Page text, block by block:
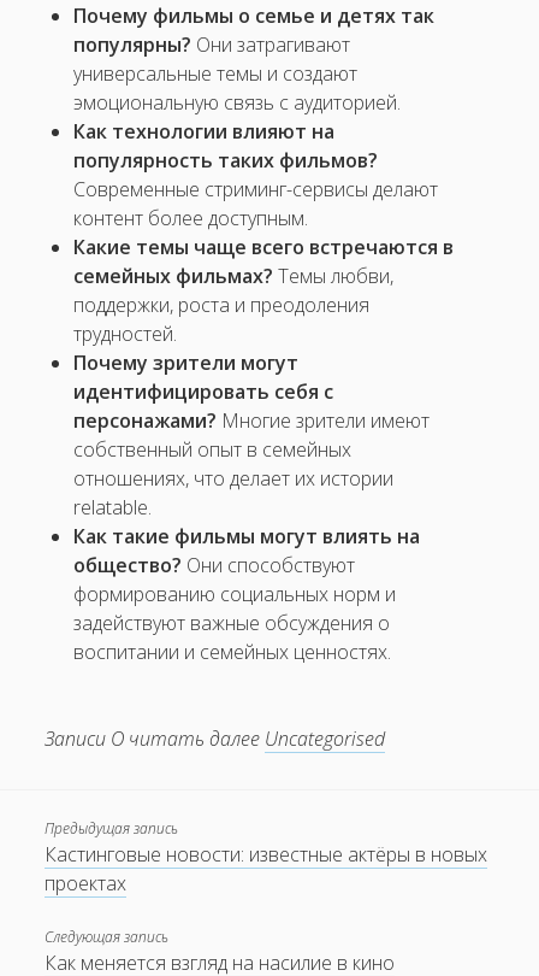
Почему фильмы о семье и детях так
популярны? Они затрагивают
универсальные темы и создают
эмоциональную связь с аудиторией.
Как технологии влияют на
популярность таких фильмов?
Современные стриминг-сервисы делают
контент более доступным.
Какие темы чаще всего встречаются в
семейных фильмах? Темы любви,
поддержки, роста и преодоления
трудностей.
Почему зрители могут
идентифицировать себя с
персонажами? Многие зрители имеют
собственный опыт в семейных
отношениях, что делает их истории
relatable.
Как такие фильмы могут влиять на
общество? Они способствуют
формированию социальных норм и
задействуют важные обсуждения о
воспитании и семейных ценностях.
Записи О читать далее Uncategorised
Предыдущая запись
Кастинговые новости: известные актёры в новых
проектах
Следующая запись
Как меняется взгляд на насилие в кино